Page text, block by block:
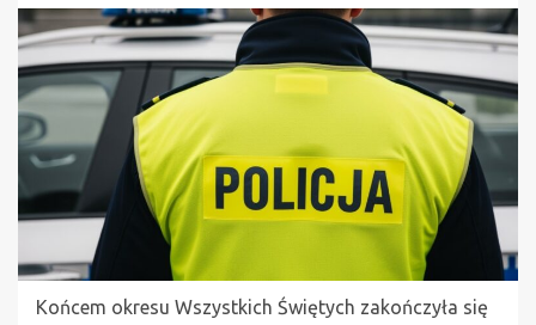
Końcem okresu Wszystkich Świętych zakończyła się